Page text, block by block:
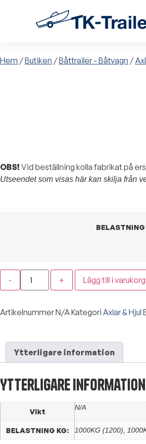
Hem /Butiken /Båttrailer - Båtvagn /
OBS! Vid beställning kolla fabrikat på
Utseendet som visas här kan skilja från
BELASTNING
- + Lägg till i varukorg
ArtikelnummerN/A Kategori Axlar & Hjul
Ytterligare information
Ytterligare information
Vikt N/A
BELASTNING KG: 1000KG (1200),